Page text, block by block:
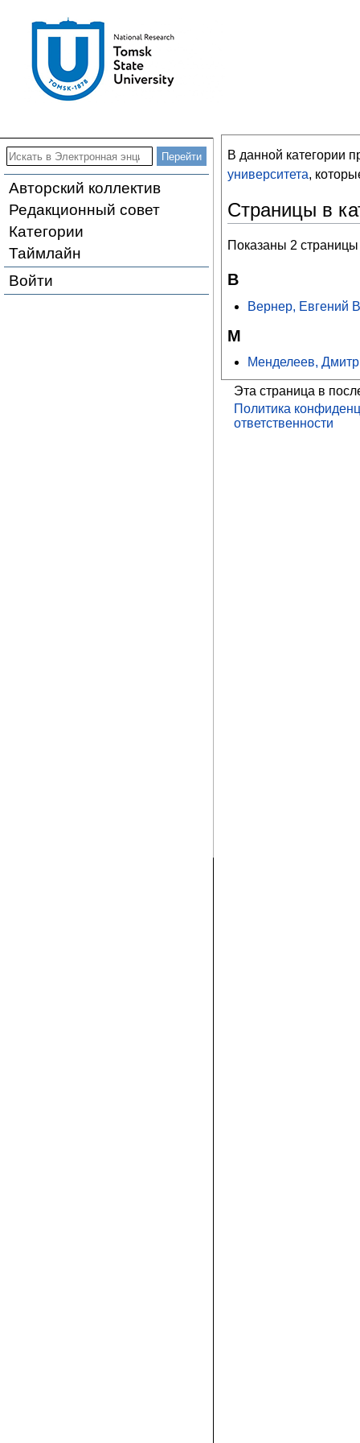
Авторский коллектив
Редакционный совет
Категории
Таймлайн
Войти
В данной категории
университета,
Страницы в
Показаны 2
В
Вернер, Евгений
М
Менделеев,
Эта страница в
Политика
ответственности